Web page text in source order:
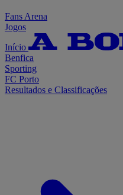
Fans Arena
Jogos
Início
Benfica
Sporting
FC Porto
Resultados e Classificações